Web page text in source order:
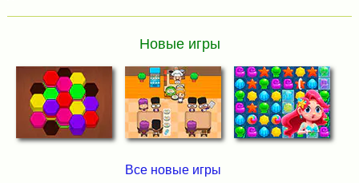
Новые игры
Все новые игры